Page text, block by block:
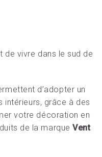
de vivre dans le sud de
d’adopter un
intérieurs, grâce à des
votre décoration en
de la marqueVent